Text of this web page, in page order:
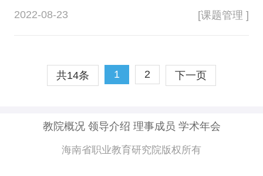
2022-08-23 [课题管理 ]
共14条 1 2 下一页
教院概况 领导介绍 理事成员 学术年会
海南省职业教育研究院版权所有